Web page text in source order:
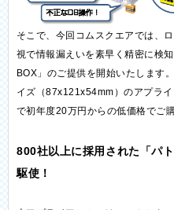
そこで、今回コムスクエアでは、
視で情報漏えいを素早く精密に検
BOX」のご提供を開始いたします
イズ（87x121x54mm）のアプラ
で初年度20万円からの低価格でご
800社以上に採用された「パ
駆使！